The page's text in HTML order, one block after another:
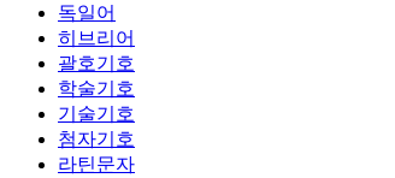
독일어
히브리어
괄호기호
학술기호
기술기호
첨자기호
라틴문자